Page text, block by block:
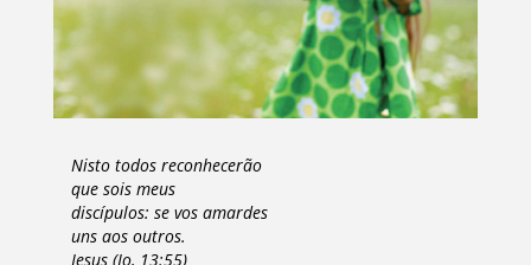
Nisto todos reconhecerão
que sois meus
discípulos: se vos amardes
uns aos outros.
Jesus (Jo, 13:55)